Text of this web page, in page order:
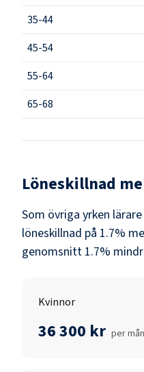
35-44
45-54
55-64
65-68
Löneskillnad
Som övriga yrken
löneskillnad på 1.7%
genomsnitt 1.7%
Kvinnor
36 300 kr per